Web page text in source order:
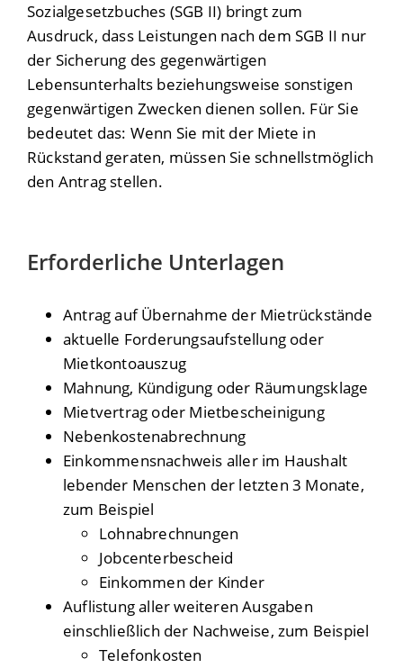
Sozialgesetzbuches (SGB II) bringt zum
Ausdruck, dass Leistungen nach dem SGB II nur
der Sicherung des gegenwärtigen
Lebensunterhalts beziehungsweise sonstigen
gegenwärtigen Zwecken dienen sollen. Für Sie
bedeutet das: Wenn Sie mit der Miete in
Rückstand geraten, müssen Sie schnellstmöglich
den Antrag stellen.
Erforderliche Unterlagen
Antrag auf Übernahme der Mietrückstände
aktuelle Forderungsaufstellung oder
Mietkontoauszug
Mahnung, Kündigung oder Räumungsklage
Mietvertrag oder Mietbescheinigung
Nebenkostenabrechnung
Einkommensnachweis aller im Haushalt
lebender Menschen der letzten 3 Monate,
zum Beispiel
Lohnabrechnungen
Jobcenterbescheid
Einkommen der Kinder
Auflistung aller weiteren Ausgaben
einschließlich der Nachweise, zum Beispiel
Telefonkosten